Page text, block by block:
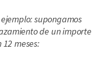
supongamos
de un importe
meses: